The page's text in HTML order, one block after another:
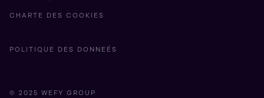
© 2025 WEFY GROUP
CHARTE DES COOKIES
POLITIQUE DES DONNEÉS